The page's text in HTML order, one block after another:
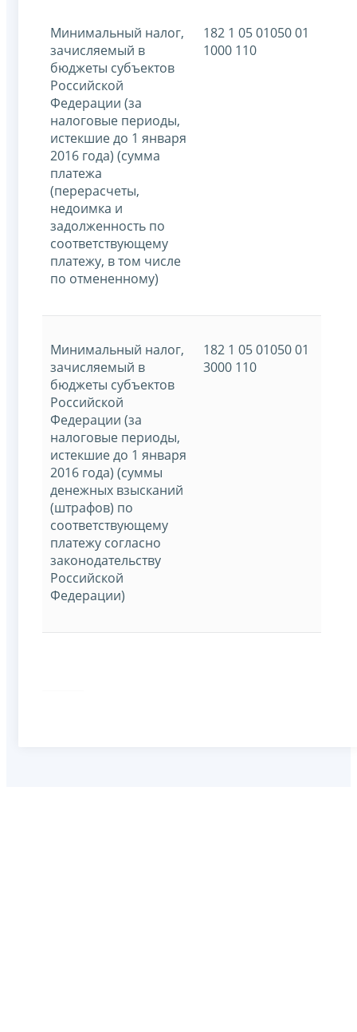
Минимальный налог,
зачисляемый в
бюджеты субъектов
Российской
Федерации (за
налоговые периоды,
истекшие до 1 января
2016 года) (сумма
платежа
(перерасчеты,
недоимка и
задолженность по
соответствующему
платежу, в том числе
по отмененному)
182 1 05 01050 01
1000 110
Минимальный налог,
зачисляемый в
бюджеты субъектов
Российской
Федерации (за
налоговые периоды,
истекшие до 1 января
2016 года) (суммы
денежных взысканий
(штрафов) по
соответствующему
платежу согласно
законодательству
Российской
Федерации)
182 1 05 01050 01
3000 110